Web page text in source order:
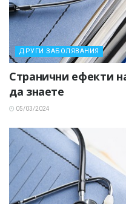
ДРУГИ ЗАБОЛЯВАНИЯ
Странични ефекти
да знаете
05/03/2024